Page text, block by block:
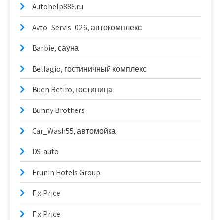
Autohelp888.ru
Avto_Servis_026, автокомплекс
Barbie, сауна
Bellagio, гостиничный комплекс
Buen Retiro, гостиница
Bunny Brothers
Car_Wash55, автомойка
DS-auto
Erunin Hotels Group
Fix Price
Fix Price